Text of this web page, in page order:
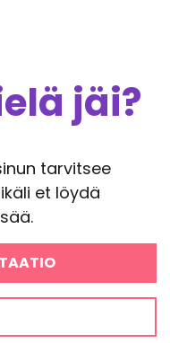
jäi?
tarvitsee
et löydä